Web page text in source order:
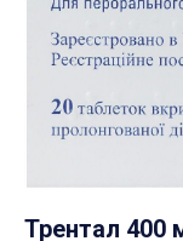
Трентал 400